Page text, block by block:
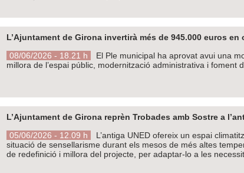
L’Ajuntament de Girona invertirà més de 945.000 euros
08/06/2026 - 18.21 h
El Ple municipal ha aprovat avui una
millora de l’espai públic, modernització administrativa i foment
L’Ajuntament de Girona reprèn Trobades amb Sostre a
05/06/2026 - 12.09 h
L’antiga UNED ofereix un espai
situació de sensellarisme durant els mesos de més altes
de redefinició i millora del projecte, per adaptar-lo a les